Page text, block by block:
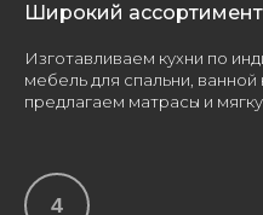
Широкий ассортимент
Изготавливаем кухни по
мебель для спальни,
предлагаем матрасы и